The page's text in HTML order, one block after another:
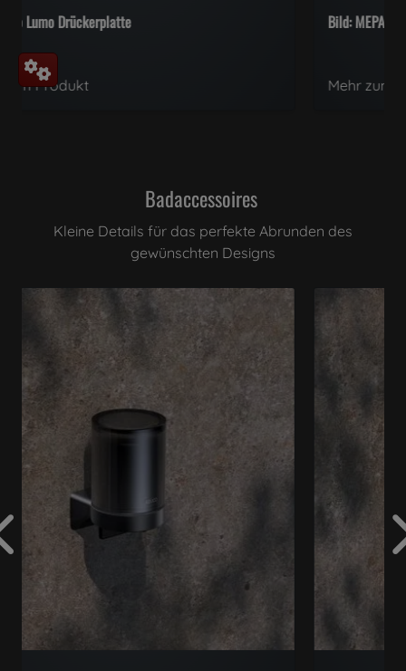
MEPA Orbit Drückerplatte
Mehr zum Produkt
Badaccessoires
Kleine Details für das perfekte Abrunden des
gewünschten Designs